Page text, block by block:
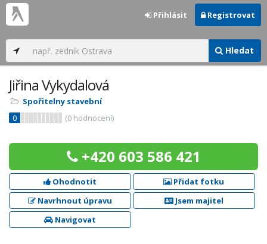
Hledat
Přihlásit Registrovat
Jiřina Vykydalová
Spořitelny stavební
0
(0 hodnocení)
+420 603 586 421
Ohodnotit
Přidat fotku
Navrhnout úpravu
Jsem majitel
Navigovat